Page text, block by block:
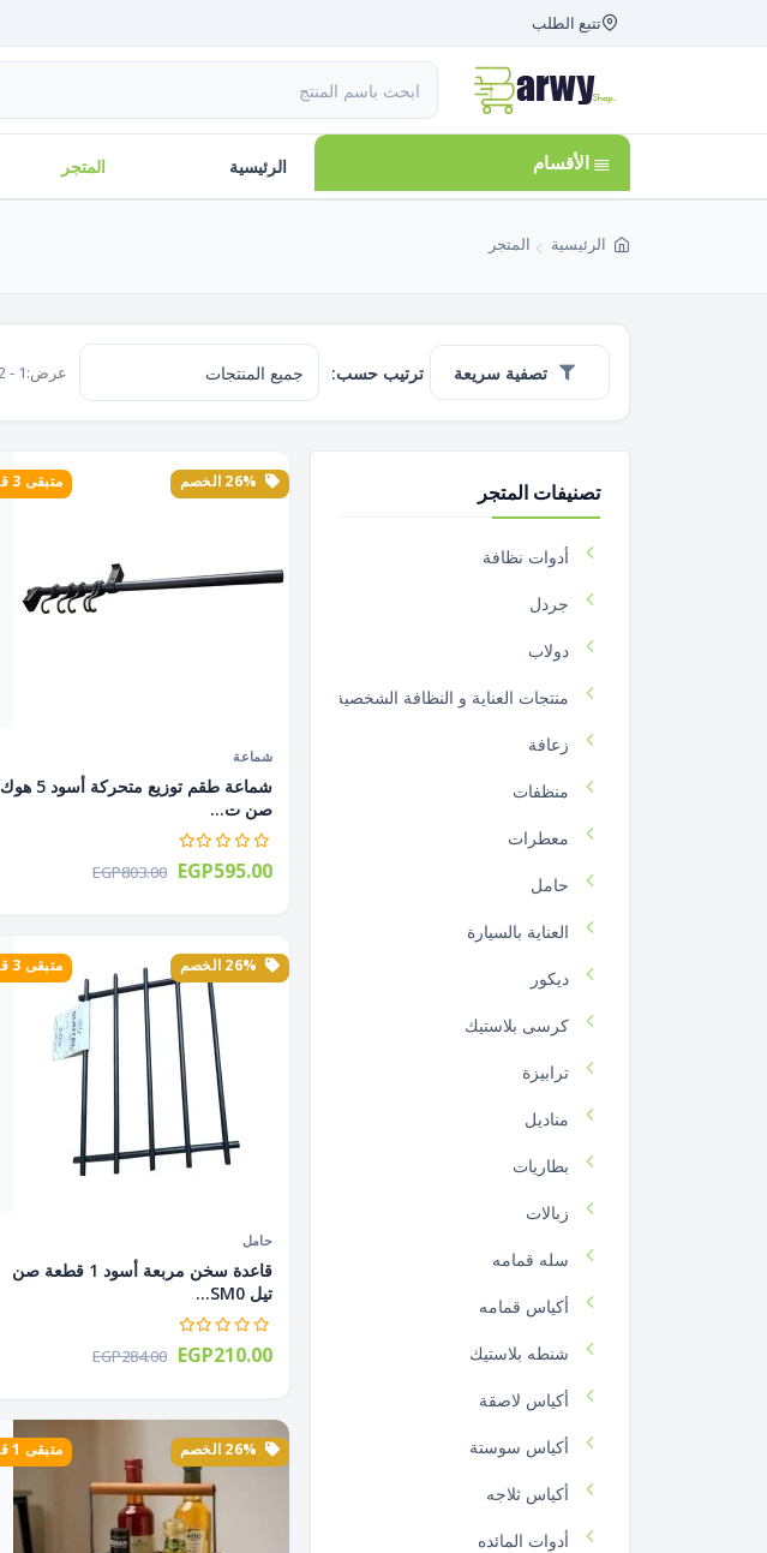
تتبع الطلب
الأقسام الرئيسية المتجر
الرئيسية المتجر
تصفية سريعة ترتيب حسب: عرض:1 - 32 عناصر
متبقى 3 قطع
شماعة
شماعة طقم توزيع متحركة أسود 5 هوك
صن ت...
EGP803.00 EGP595.00
متبقى 3 قطع
حامل
قاعدة سخن مربعة أسود 1 قطعة صن
تيل SM0...
EGP284.00 EGP210.00
متبقى 1 قطع
تصنيفات المتجر
أدوات نظافة
جردل
دولاب
منتجات العناية و النظافة الشخصية
زعافة
منظفات
معطرات
حامل
العناية بالسيارة
ديكور
كرسى بلاستيك
ترابيزة
مناديل
بطاريات
زبالات
سله قمامه
أكياس قمامه
شنطه بلاستيك
أكياس لاصقة
أكياس سوستة
أكياس ثلاجه
أدوات المائده